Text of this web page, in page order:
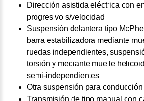
Dirección asistida eléctrica con
progresivo s/velocidad
Suspensión delantera tipo
barra estabilizadora mediante
ruedas independientes,
torsión y mediante muelle
semi-independientes
Otra suspensión para
Transmisión de tipo manual con